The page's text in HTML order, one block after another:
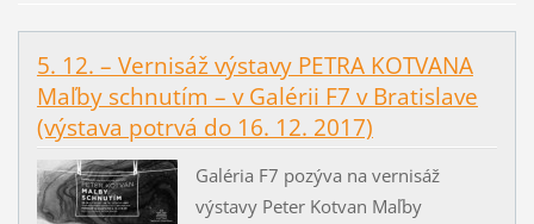
5. 12. – Vernisáž výstavy PETRA KOTVANA
Maľby schnutím – v Galérii F7 v Bratislave
(výstava potrvá do 16. 12. 2017)
Galéria F7 pozýva na vernisáž
výstavy Peter Kotvan Maľby